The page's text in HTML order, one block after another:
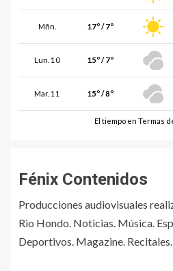
Mñn. 17º / 7º
Lun. 10 15º / 7º
Mar. 11 15º / 8º
El tiempo en Termas
Fénix Contenidos
Producciones audiovisuales
Rio Hondo. Noticias. Música.
Deportivos. Magazine.